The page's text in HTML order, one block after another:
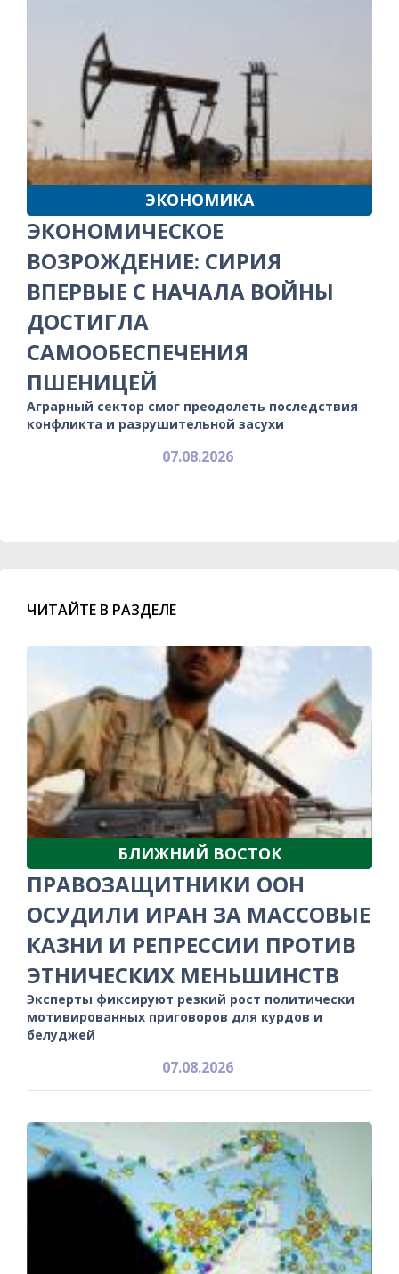
ЭКОНОМИКА
ЭКОНОМИЧЕСКОЕ
ВОЗРОЖДЕНИЕ: СИРИЯ
ВПЕРВЫЕ С НАЧАЛА ВОЙНЫ
ДОСТИГЛА
САМООБЕСПЕЧЕНИЯ
ПШЕНИЦЕЙ
Аграрный сектор смог преодолеть последствия
конфликта и разрушительной засухи
07.08.2026
ЧИТАЙТЕ В РАЗДЕЛЕ
БЛИЖНИЙ ВОСТОК
ПРАВОЗАЩИТНИКИ ООН
ОСУДИЛИ ИРАН ЗА МАССОВЫЕ
КАЗНИ И РЕПРЕССИИ ПРОТИВ
ЭТНИЧЕСКИХ МЕНЬШИНСТВ
Эксперты фиксируют резкий рост политически
мотивированных приговоров для курдов и
белуджей
07.08.2026